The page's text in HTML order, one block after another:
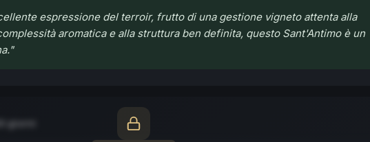
espressione del terroir, frutto di una gestione vigneto attenta alla
aromatica e alla struttura ben definita, questo Sant'Antimo è un
"
giorni